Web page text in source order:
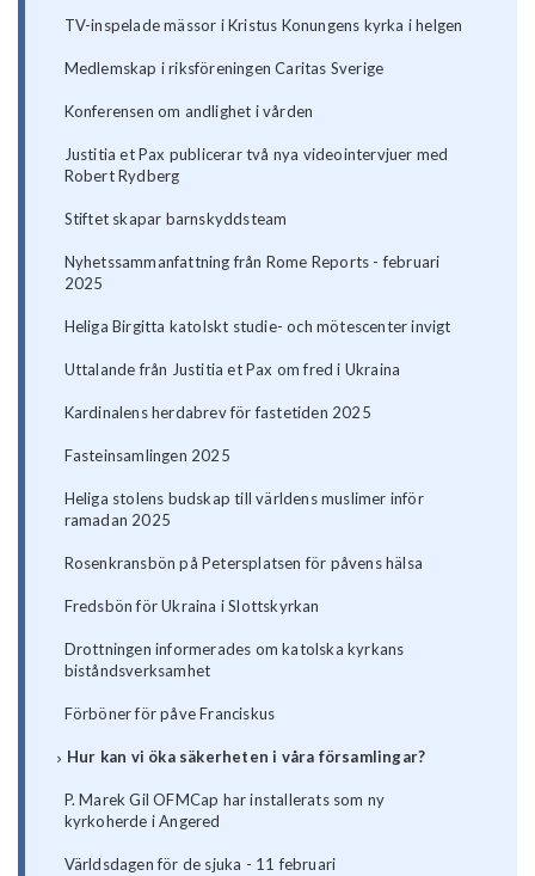
TV-inspelade mässor i Kristus Konungens kyrka i helgen
Medlemskap i riksföreningen Caritas Sverige
Konferensen om andlighet i vården
Justitia et Pax publicerar två nya videointervjuer med
Robert Rydberg
Stiftet skapar barnskyddsteam
Nyhetssammanfattning från Rome Reports - februari
2025
Heliga Birgitta katolskt studie- och mötescenter invigt
Uttalande från Justitia et Pax om fred i Ukraina
Kardinalens herdabrev för fastetiden 2025
Fasteinsamlingen 2025
Heliga stolens budskap till världens muslimer inför
ramadan 2025
Rosenkransbön på Petersplatsen för påvens hälsa
Fredsbön för Ukraina i Slottskyrkan
Drottningen informerades om katolska kyrkans
biståndsverksamhet
Förböner för påve Franciskus
Hur kan vi öka säkerheten i våra församlingar?
P. Marek Gil OFMCap har installerats som ny
kyrkoherde i Angered
Världsdagen för de sjuka - 11 februari